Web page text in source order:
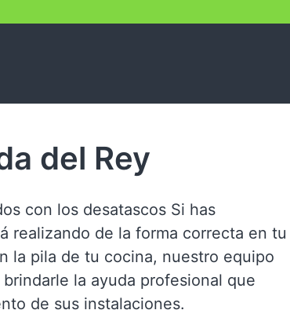
del Rey
con los desatascos Si has
realizando de la forma correcta en tu
la pila de tu cocina, nuestro equipo
la ayuda profesional que
de sus instalaciones.